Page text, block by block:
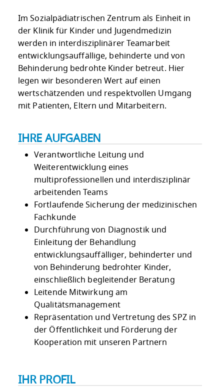
Im Sozialpädiatrischen Zentrum als Einheit in
der Klinik für Kinder und Jugendmedizin
werden in interdisziplinärer Teamarbeit
entwicklungsauffällige, behinderte und von
Behinderung bedrohte Kinder betreut. Hier
legen wir besonderen Wert auf einen
wertschätzenden und respektvollen Umgang
mit Patienten, Eltern und Mitarbeitern.
IHRE AUFGABEN
Verantwortliche Leitung und
Weiterentwicklung eines
multiprofessionellen und interdisziplinär
arbeitenden Teams
Fortlaufende Sicherung der medizinischen
Fachkunde
Durchführung von Diagnostik und
Einleitung der Behandlung
entwicklungsauffälliger, behinderter und
von Behinderung bedrohter Kinder,
einschließlich begleitender Beratung
Leitende Mitwirkung am
Qualitätsmanagement
Repräsentation und Vertretung des SPZ in
der Öffentlichkeit und Förderung der
Kooperation mit unseren Partnern
IHR PROFIL